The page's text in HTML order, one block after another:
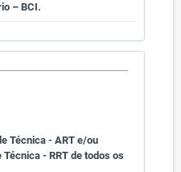
– BCI.
Técnica - ART e/ou
- RRT de todos os